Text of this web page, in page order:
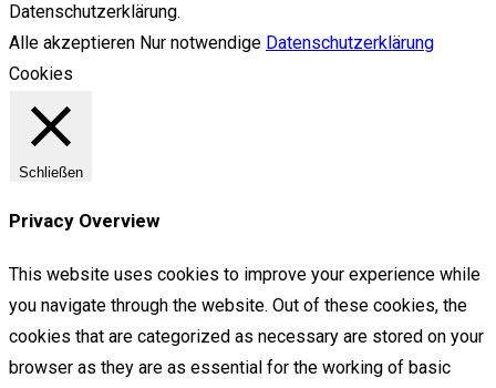
Datenschutzerklärung.
Alle akzeptieren Nur notwendige Datenschutzerklärung
Cookies
Schließen
Privacy Overview
This website uses cookies to improve your experience while
you navigate through the website. Out of these cookies, the
cookies that are categorized as necessary are stored on your
browser as they are as essential for the working of basic